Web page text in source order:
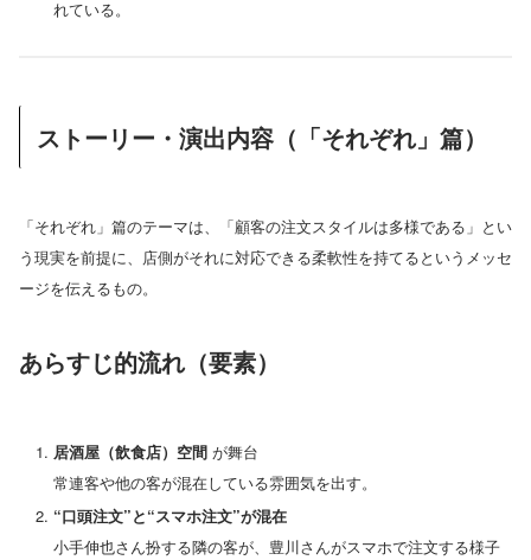
れている。
ストーリー・演出内容（「それぞれ」篇）
「それぞれ」篇のテーマは、「顧客の注文スタイルは多様である」とい
う現実を前提に、店側がそれに対応できる柔軟性を持てるというメッセ
ージを伝えるもの。
あらすじ的流れ（要素）
居酒屋（飲食店）空間が舞台
常連客や他の客が混在している雰囲気を出す。
“口頭注文”と“スマホ注文”が混在
小手伸也さん扮する隣の客が、豊川さんがスマホで注文する様子